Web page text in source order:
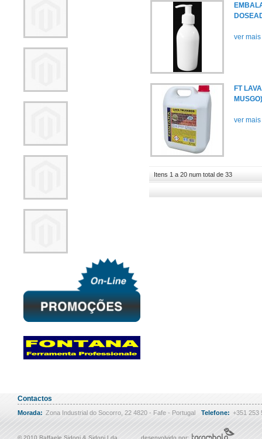
ver mais
FT
MUSGO)
ver mais
Itens 1 a 20 num total de 33
Contactos
Morada: Zona Industrial do Socorro, 22 4820 - Fafe - Portugal Telefone: +351 253
© 2010 Raffaele Sidoni & Sidoni Lda desenvolvido por: